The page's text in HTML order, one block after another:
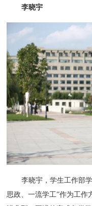
李晓宇
李晓宇，学生工作部
思政、一流学工”作为工作